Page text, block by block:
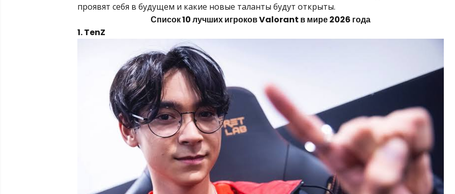
проявят себя в будущем и какие новые таланты будут открыты.
Список 10 лучших игроков Valorant в мире 2026 года
1. TenZ